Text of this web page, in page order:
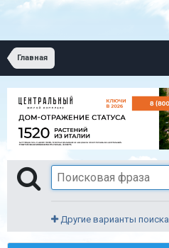
Главная
Другие варианты поиска